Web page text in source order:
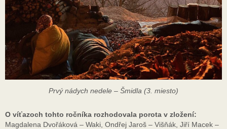
Prvý nádych nedele – Šmidla (3. miesto)
O víťazoch tohto ročníka rozhodovala porota v zložení:
Magdalena Dvořáková – Waki, Ondřej Jaroš – Višňák, Jiří Macek –